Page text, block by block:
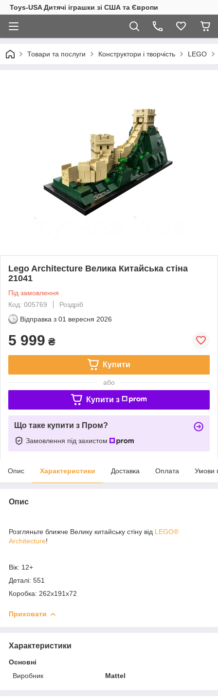
Toys-USA Дитячі іграшки зі США та Європи
Товари та послуги Конструктори і творчість LEGO
Lego Architecture Велика Китайська стіна
21041
Під замовлення
Код: 005769
Роздріб
Відправка з 01 вересня 2026
5 999 ₴
Купити
або
Купити з
Що таке купити з Пром?
Замовлення під захистом
Опис Характеристики Доставка Оплата Умови
Опис
Розгляньте ближче Велику китайську стіну від LEGO®
Architecture!
Вік: 12+
Деталі: 551
Коробка: 262x191x72
Приховати
Характеристики
Основні
Виробник
Mattel